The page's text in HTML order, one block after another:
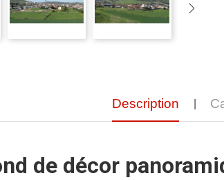
Description
de décor